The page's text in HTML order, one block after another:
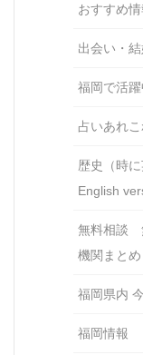
おすすめ情
出会い・
福岡で活
占いあれ
歴史（時
English
無料相談
機関まと
福岡県内
福岡情報